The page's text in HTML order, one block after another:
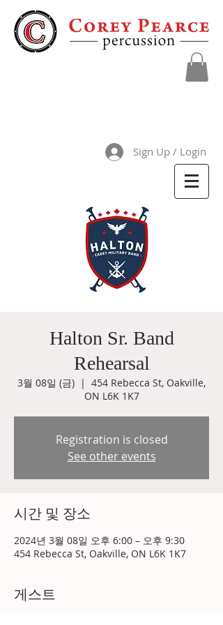
Sign Up / Login
Halton Sr. Band
Rehearsal
3월 08일 (금)
  |
454 Rebecca St, Oakville,
ON L6K 1K7
Registration is closed
See other events
시간 및 장소
2024년 3월 08일 오후 6:00 – 오후 9:30
454 Rebecca St, Oakville, ON L6K 1K7
게스트